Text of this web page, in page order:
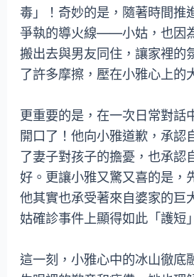
毒」！奇妙的是，隨著時間推
爭執的導火線——小姑，也因
搬出去與男友同住，讓家裡的
了許多摩擦，壓在小雅心上的
更重要的是，在一次日常對話
開口了！他向小雅道歉，承認
了妻子對孩子的擔憂，也承認
好。更讓小雅又驚又喜的是，
他其實也承受著來自婆家的巨
姑確診事件上顯得如此「護短
這一刻，小雅心中的冰山徹底